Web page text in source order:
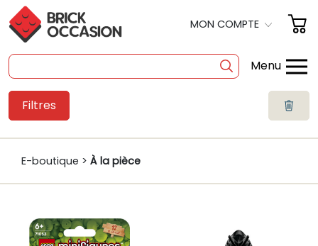
MON COMPTE
Menu
BOITES
À LA PIÈCE
Filtres
E-boutique > À la pièce